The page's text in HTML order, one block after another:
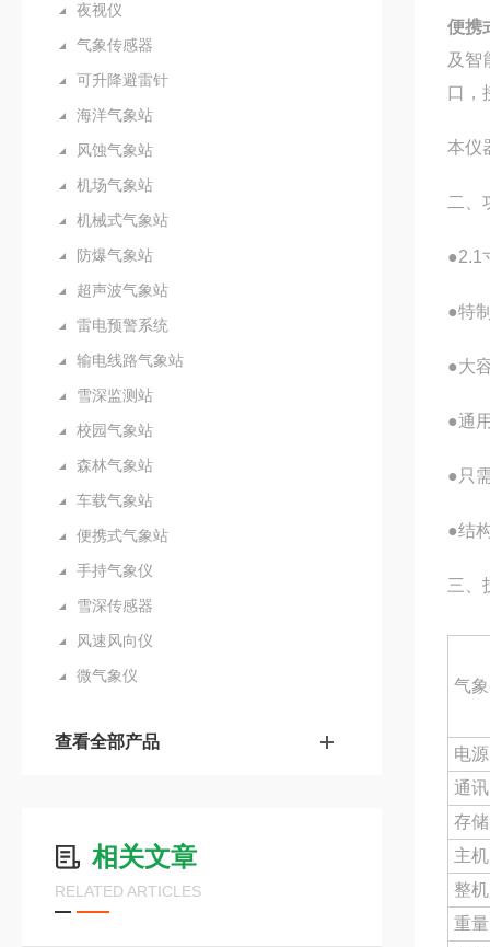
夜视仪
气象传感器
可升降避雷针
海洋气象站
风蚀气象站
机场气象站
机械式气象站
防爆气象站
超声波气象站
雷电预警系统
输电线路气象站
雪深监测站
校园气象站
森林气象站
车载气象站
便携式气象站
手持气象仪
雪深传感器
风速风向仪
微气象仪
查看全部产品
相关文章
RELATED ARTICLES
便携
及智
口，
本仪
二、
●2.1
●特
●大
●通
●只
●结
三、
气
电源
通讯
存储
主
整
重量